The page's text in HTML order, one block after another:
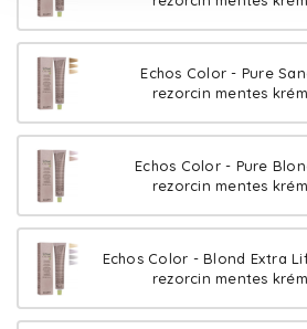
Echos Color - Pure
rezorcin mentes
Echos Color - Pure
rezorcin mentes
Echos Color - Blond Extra
rezorcin mentes